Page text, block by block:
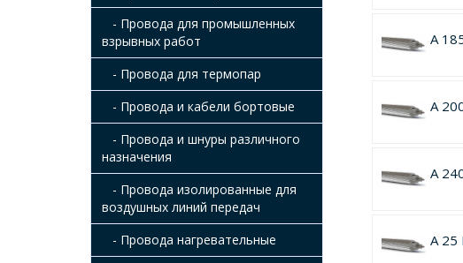
- Провода для промышленных
взрывных работ
- Провода для термопар
- Провода и кабели бортовые
- Провода и шнуры различного
назначения
- Провода изолированные для
воздушных линий передач
- Провода нагревательные
А
А
А
А 25